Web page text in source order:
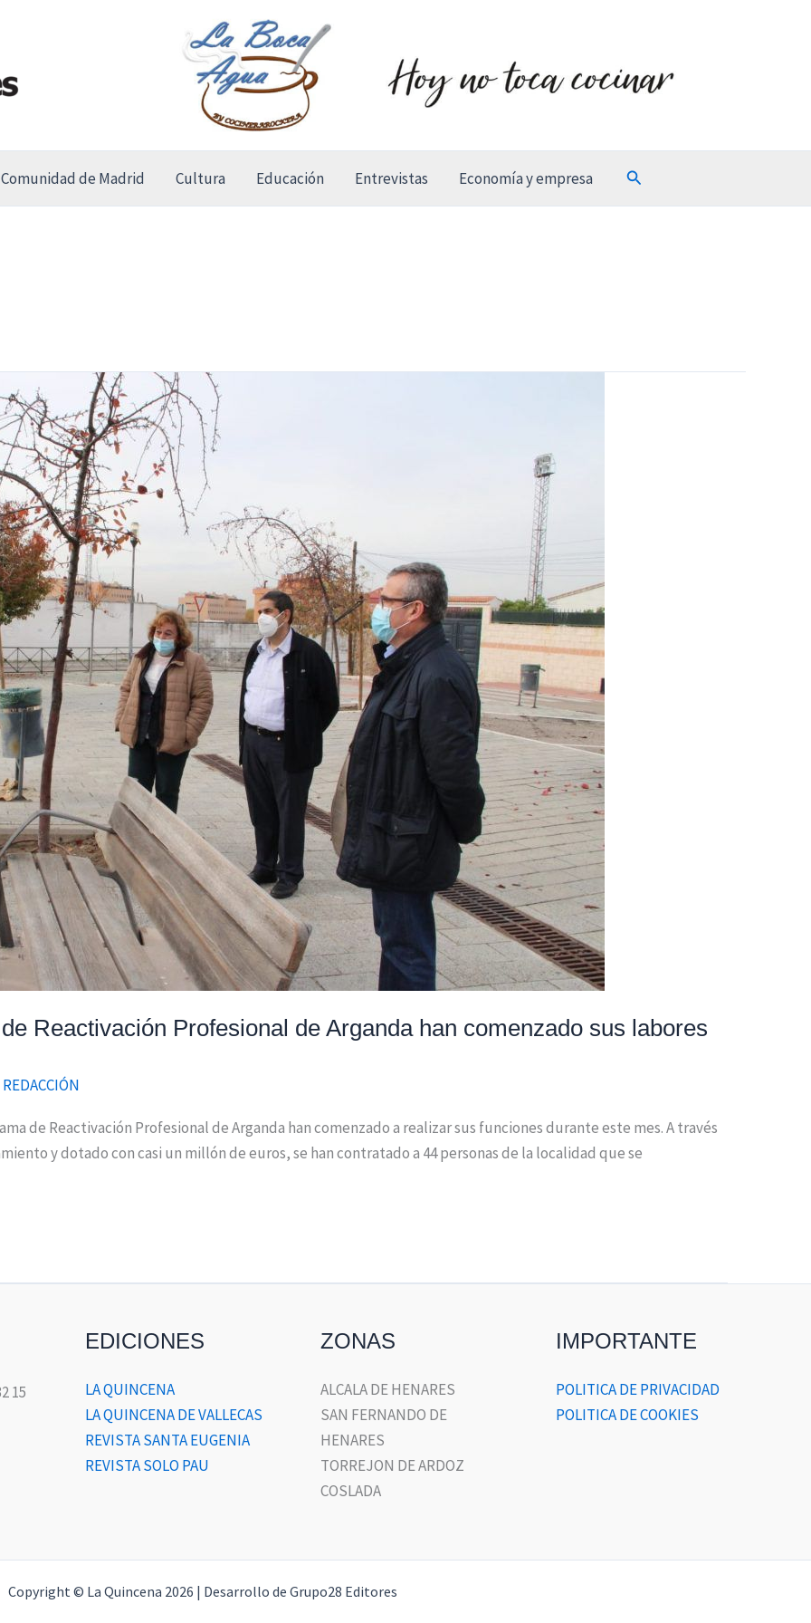
Comunidad de Madrid Cultura Educación Entrevistas Economía y empresa Buscar
Reactivación Profesional de Arganda han comenzado sus labores
REDACCIÓN
de Reactivación Profesional de Arganda han comenzado a realizar sus funciones durante este mes. A través
y dotado con casi un millón de euros, se han contratado a 44 personas de la localidad que se
15
EDICIONES
LA QUINCENA
LA QUINCENA DE VALLECAS
REVISTA SANTA EUGENIA
REVISTA SOLO PAU
ZONAS
ALCALA DE HENARES
SAN FERNANDO DE
HENARES
TORREJON DE ARDOZ
COSLADA
IMPORTANTE
POLITICA DE PRIVACIDAD
POLITICA DE COOKIES
Copyright © La Quincena 2026 | Desarrollo de Grupo28 Editores